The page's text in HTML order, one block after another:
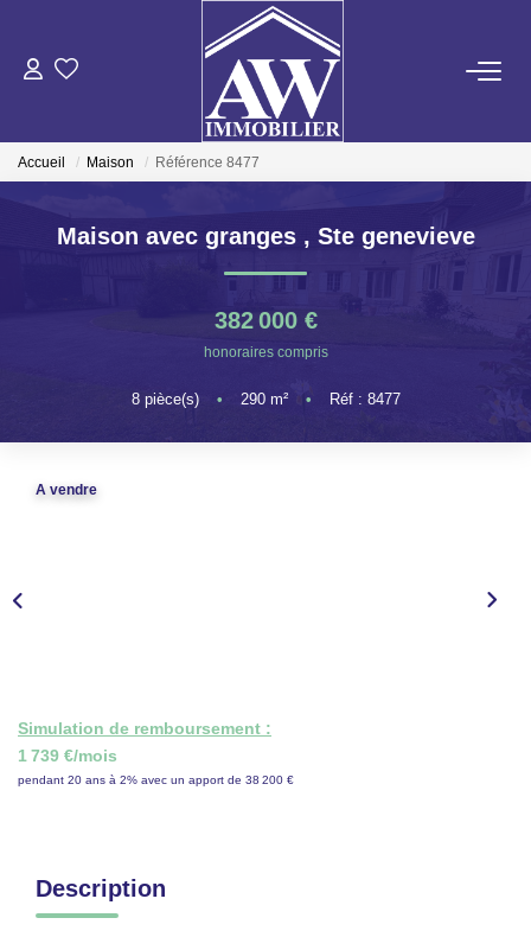
ACHETER
GESTION LOCATIVE
NOS AGENCES
Accueil Maison Référence 8477
Maison avec granges , Ste genevieve
382 000 €
honoraires compris
8pièce(s) • 290m² • Réf : 8477
A vendre
Simulation de remboursement :
1 739 €/mois
pendant 20 ans à 2% avec un apport de 38 200 €
Description